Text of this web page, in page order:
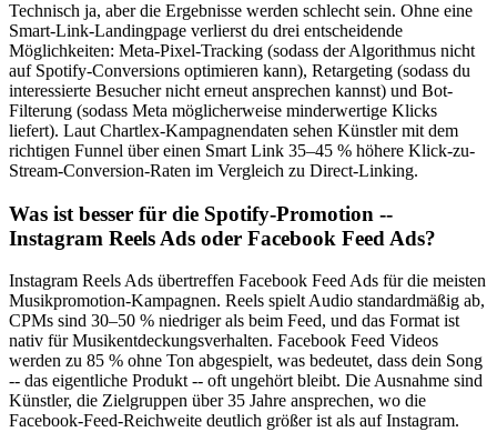
Technisch ja, aber die Ergebnisse werden schlecht sein. Ohne eine
Smart-Link-Landingpage verlierst du drei entscheidende
Möglichkeiten: Meta-Pixel-Tracking (sodass der Algorithmus nicht
auf Spotify-Conversions optimieren kann), Retargeting (sodass du
interessierte Besucher nicht erneut ansprechen kannst) und Bot-
Filterung (sodass Meta möglicherweise minderwertige Klicks
liefert). Laut Chartlex-Kampagnendaten sehen Künstler mit dem
richtigen Funnel über einen Smart Link 35–45 % höhere Klick-zu-
Stream-Conversion-Raten im Vergleich zu Direct-Linking.
Was ist besser für die Spotify-Promotion --
Instagram Reels Ads oder Facebook Feed Ads?
Instagram Reels Ads übertreffen Facebook Feed Ads für die meisten
Musikpromotion-Kampagnen. Reels spielt Audio standardmäßig ab,
CPMs sind 30–50 % niedriger als beim Feed, und das Format ist
nativ für Musikentdeckungsverhalten. Facebook Feed Videos
werden zu 85 % ohne Ton abgespielt, was bedeutet, dass dein Song
-- das eigentliche Produkt -- oft ungehört bleibt. Die Ausnahme sind
Künstler, die Zielgruppen über 35 Jahre ansprechen, wo die
Facebook-Feed-Reichweite deutlich größer ist als auf Instagram.